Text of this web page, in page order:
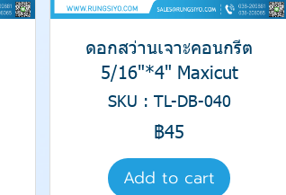
ดอกสว่านเจาะคอนกรีต
5/16"*4" Maxicut
SKU : TL-DB-040
฿45
Add to cart